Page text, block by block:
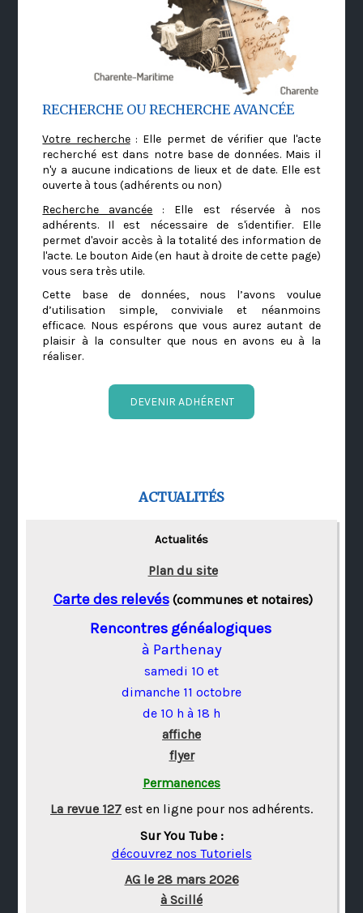
RECHERCHE OU RECHERCHE AVANCÉE
Votre recherche: Elle permet de vérifier que l'acte
recherché est dans notre base de données. Mais il
n'y a aucune indications de lieux et de date. Elle est
ouverte à tous (adhérents ou non)
Recherche avancée : Elle est réservée à nos
adhérents. Il est nécessaire de s'identifier. Elle
permet d'avoir accès à la totalité des information de
l'acte. Le bouton Aide (en haut à droite de cette page)
vous sera très utile.
Cette base de données, nous l’avons voulue
d’utilisation simple, conviviale et néanmoins
efficace. Nous espérons que vous aurez autant de
plaisir à la consulter que nous en avons eu à la
réaliser.
DEVENIR ADHÉRENT
ACTUALITÉS
Actualités
Plan du site
Carte des relevés(communes et notaires)
Rencontres généalogiques
à Parthenay
samedi 10 et
dimanche 11 octobre
de 10 h à 18 h
affiche
flyer
Permanences
La revue 127 est en ligne pour nos adhérents.
Sur You Tube :
découvrez nos Tutoriels
AG le 28 mars 2026
à Scillé